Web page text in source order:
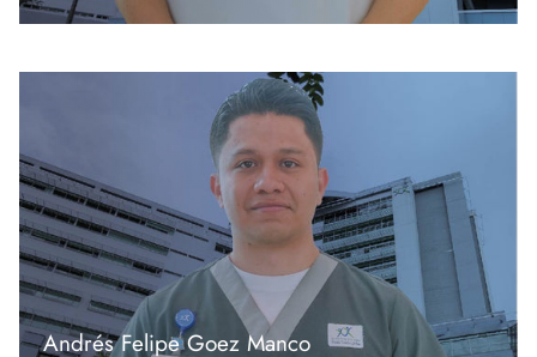
Andrés Felipe Goez Manco